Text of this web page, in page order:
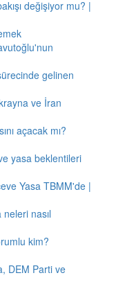
değişiyor mu? |
gelinen
ve İran
açacak mı?
yasa beklentileri
Yasa TBMM'de |
nasıl
kim?
DEM Parti ve